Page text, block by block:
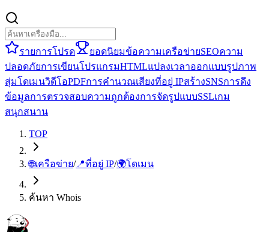
รายการโปรด ยอดนิยมข้อความเครือข่ายSEOความ
ปลอดภัยการเขียนโปรแกรมHTMLแปลงเวลาออกแบบรูปภาพ
สุ่มโดเมนวิดีโอPDFการคำนวณเสียงที่อยู่ IPสร้างSNSการดึง
ข้อมูลการตรวจสอบความถูกต้องการจัดรูปแบบSSLเกม
สนุกสนาน
TOP
🌐เครือข่าย/📍ที่อยู่ IP/🌍โดเมน
ค้นหา Whois